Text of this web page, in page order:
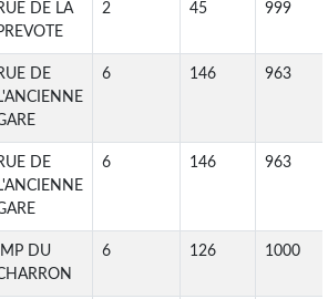
DE LA
2 45 999
DE
6 146 963
DE
6 146 963
IMP DU
6 126 1000